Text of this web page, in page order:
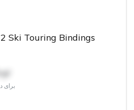
Ski Touring Bindings
برای